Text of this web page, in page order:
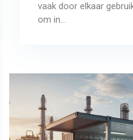
vaak door elkaar
om in...